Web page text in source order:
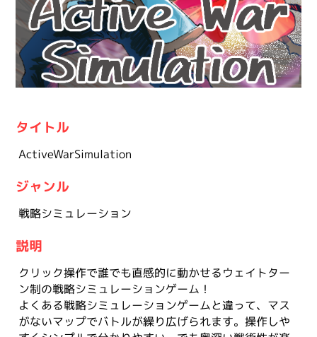
タイトル
ActiveWarSimulation
ジャンル
戦略シミュレーション
説明
クリック操作で誰でも直感的に動かせるウェイトター
ン制の戦略シミュレーションゲーム！
よくある戦略シミュレーションゲームと違って、マス
がないマップでバトルが繰り広げられます。操作しや